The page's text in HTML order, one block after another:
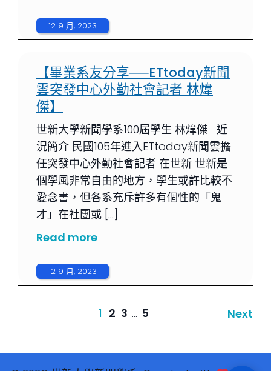
12 9 月, 2023
【畢業系友分享──ETtoday新聞
雲突發中心外勤社會記者 林煒
傑】
世新大學新聞學系100屆學生 林煒傑 近
況簡介 民國105年進入ETtoday新聞雲擔
任突發中心外勤社會記者 在世新 世新是
個學風非常自由的地方，學生或許比較不
愛念書，但各系充斥許多有個性的「鬼
才」在社團或 […]
Read more
12 9 月, 2023
1 2 3 ... 5 Next